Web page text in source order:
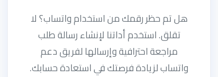
هل تم حظر رقمك من استخدام واتساب؟ لا
تقلق. استخدم أداتنا لإنشاء رسالة طلب
مراجعة احترافية وإرسالها لفريق دعم
واتساب لزيادة فرصتك في استعادة حسابك.